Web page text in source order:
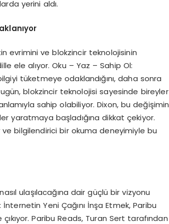
yerini aldı.
evrimini ve blokzincir teknolojisinin
ele alıyor. Oku – Yaz – Sahip Ol:
tüketmeye odaklandığını, daha sonra
blokzincir teknolojisi sayesinde bireyler
sahip olabiliyor. Dixon, bu değişimin
yaratmaya başladığına dikkat çekiyor.
ve bilgilendirici bir okuma deneyimiyle bu
ulaşılacağına dair güçlü bir vizyonu
Yeni Çağını İnşa Etmek, Paribu
Paribu Reads, Turan Sert tarafından